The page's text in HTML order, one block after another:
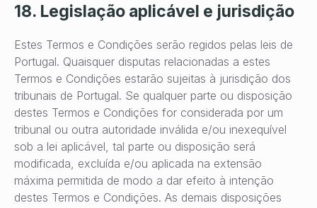
18. Legislação aplicável e jurisdição
Estes Termos e Condições serão regidos pelas leis de
Portugal. Quaisquer disputas relacionadas a estes
Termos e Condições estarão sujeitas à jurisdição dos
tribunais de Portugal. Se qualquer parte ou disposição
destes Termos e Condições for considerada por um
tribunal ou outra autoridade inválida e/ou inexequível
sob a lei aplicável, tal parte ou disposição será
modificada, excluída e/ou aplicada na extensão
máxima permitida de modo a dar efeito à intenção
destes Termos e Condições. As demais disposições